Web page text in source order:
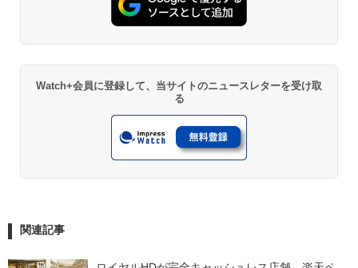
Watch+会員に登録して、当サイトのニュースレターを受け取
る
関連記事